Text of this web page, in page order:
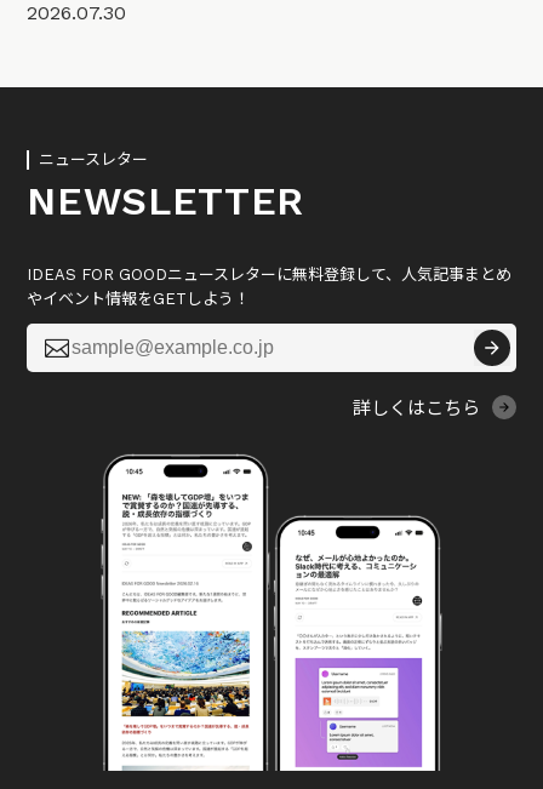
2026.07.30
ニュースレター
NEWSLETTER
IDEAS FOR GOODニュースレターに無料登録して、人気記事まとめ
やイベント情報をGETしよう！

詳しくはこちら